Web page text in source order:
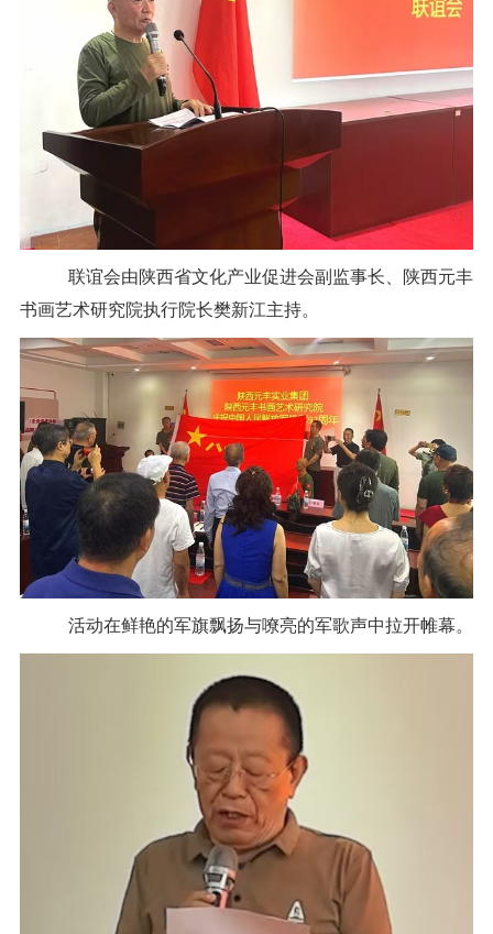
联谊会由陕西省文化产业促进会副监事长、陕西元丰
书画艺术研究院执行院长樊新江主持。
活动在鲜艳的军旗飘扬与嘹亮的军歌声中拉开帷幕。